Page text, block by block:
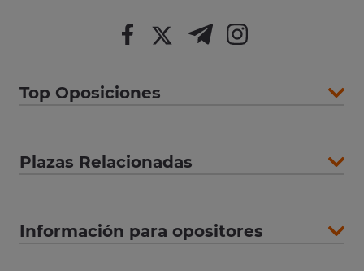
Top Oposiciones
Plazas Relacionadas
Información para opositores